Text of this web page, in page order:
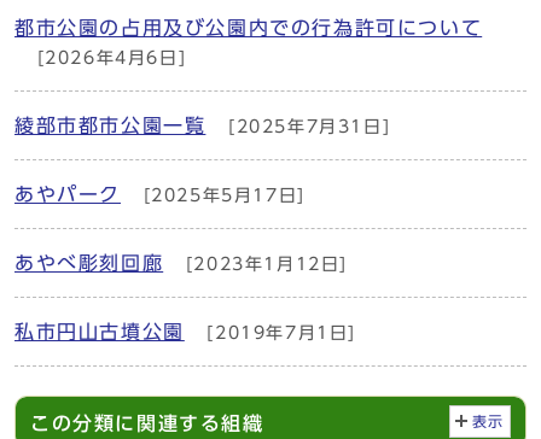
都市公園の占用及び公園内での行為許可について
[2026年4月6日]
綾部市都市公園一覧 [2025年7月31日]
あやパーク [2025年5月17日]
あやべ彫刻回廊 [2023年1月12日]
私市円山古墳公園 [2019年7月1日]
この分類に関連する組織 表示